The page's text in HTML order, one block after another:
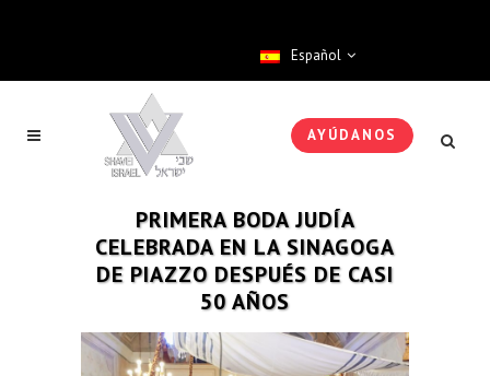
Español
AYÚDANOS
PRIMERA BODA JUDÍA
CELEBRADA EN LA SINAGOGA
DE PIAZZO DESPUÉS DE CASI
50 AÑOS